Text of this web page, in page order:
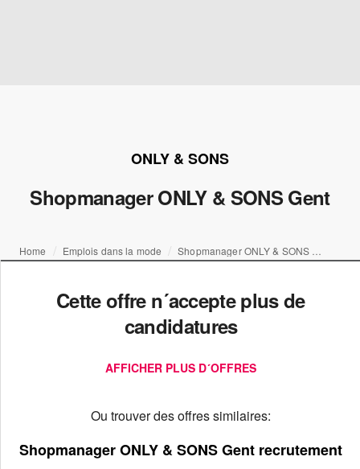
ONLY & SONS
Shopmanager ONLY & SONS Gent
Home Emplois dans la mode
Cette offre n´accepte plus de
candidatures
AFFICHER PLUS D´OFFRES
Ou trouver des offres similaires:
Shopmanager ONLY & SONS Gent recrutement